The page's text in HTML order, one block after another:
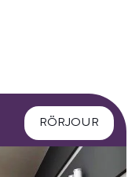
RÖRJOUR